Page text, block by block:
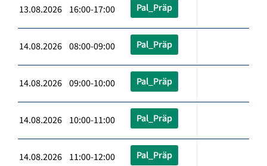
13.08.2026 16:00-17:00 Pal_Präp
14.08.2026 08:00-09:00 Pal_Präp
14.08.2026 09:00-10:00 Pal_Präp
14.08.2026 10:00-11:00 Pal_Präp
14.08.2026 11:00-12:00 Pal_Präp